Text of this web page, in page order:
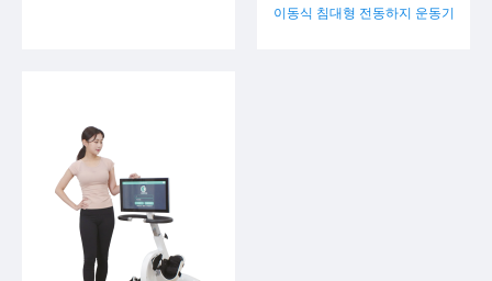
이동식 침대형 전동하지 운동기